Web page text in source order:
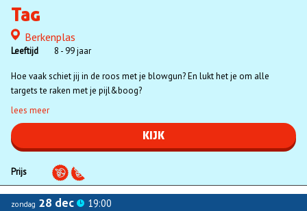
Tag
LocatieBerkenplas
Leeftijd 8 - 99 jaar
Hoe vaak schiet jij in de roos met je blowgun? En lukt het je om alle
targets te raken met je pijl&boog?
lees meer
KIJK
Prijs
zondag 28 dec 19:00